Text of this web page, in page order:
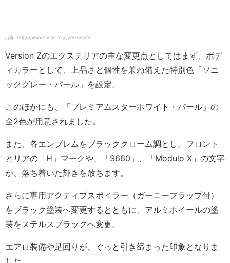
出典：https://www.honda.co.jp/pressroom/
Version Zのエクステリアの主な変更点としてはまず、ボデ
ィカラーとして、上品さと個性を兼ね備えた特別色「ソニ
ックグレー・パール」を設定。
このほかにも、「プレミアムスターホワイト・パール」の
全2色が用意されました。
また、各エンブレムをブラッククローム調とし、フロント
とリアの「H」マークや、「S660」、「Modulo X」の文字
が、落ち着いた輝きを放ちます。
さらに専用アクティブスポイラー（ガーニーフラップ付）
をブラック塗装へ変更するとともに、アルミホイールの塗
装をステルスブラックへ変更。
エアロ装備や足回りが、ぐっと引き締まった印象となりま